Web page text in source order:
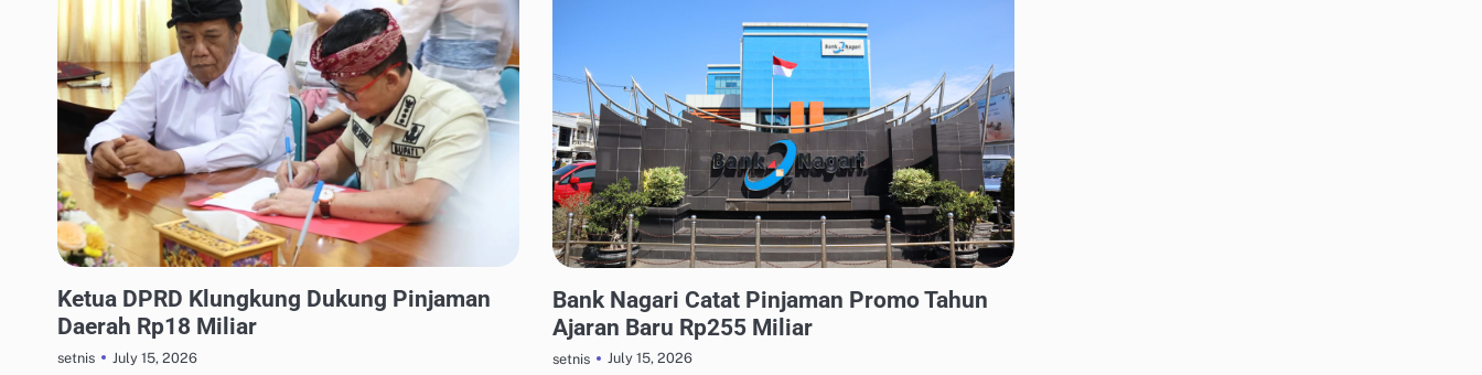
Ketua DPRD Klungkung Dukung Pinjaman
Daerah Rp18 Miliar
setnis July 15, 2026
Bank Nagari Catat Pinjaman Promo Tahun
Ajaran Baru Rp255 Miliar
setnis July 15, 2026